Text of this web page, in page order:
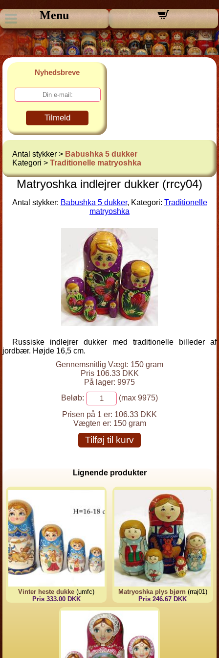
Menu
Nyhedsbreve
Tilmeld
Antal stykker > Babushka 5 dukker
Kategori > Traditionelle matryoshka
Matryoshka indlejrer dukker (rrcy04)
Antal stykker: Babushka 5 dukker, Kategori: Traditionelle
matryoshka
Russiske indlejrer dukker med traditionelle billeder af
jordbær. Højde 16,5 cm.
Gennemsnitlig Vægt: 150 gram
Pris 106.33 DKK
På lager: 9975
Beløb:
(max 9975)
Prisen på 1 er: 106.33 DKK
Vægten er: 150 gram
Tilføj til kurv
Lignende produkter
Vinter heste dukke (umfc)
Pris 333.00 DKK
Matryoshka plys bjørn(rraj01)
Pris 246.67 DKK